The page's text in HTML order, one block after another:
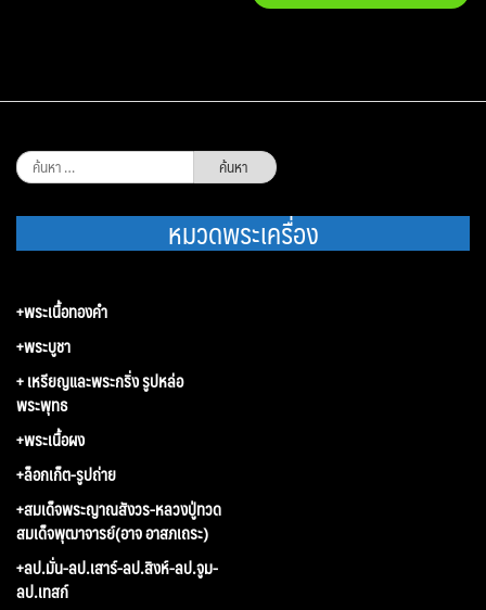
ค้นหา
สำหรับ:
หมวดพระเครื่อง
+พระเนื้อทองคำ
+พระบูชา
+ เหรียญและพระกริ่ง รูปหล่อ
พระพุทธ
+พระเนื้อผง
+ล็อกเก็ต-รูปถ่าย
+สมเด็จพระญาณสังวร-หลวงปู่ทวด
สมเด็จพุฒาจารย์(อาจ อาสภเถระ)
+ลป.มั่น-ลป.เสาร์-ลป.สิงห์-ลป.จูม-
ลป.เทสก์